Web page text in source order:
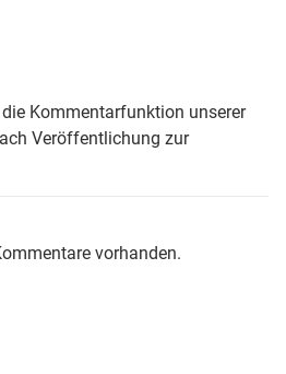
Kommentarfunktion unserer
Veröffentlichung zur
vorhanden.